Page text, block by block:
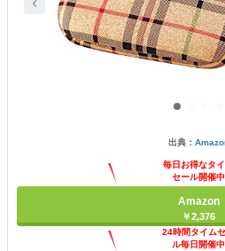
出典：
毎日お得なタ
セール開催中
Amazon
￥2,376
24時間タイム
ル毎日開催中